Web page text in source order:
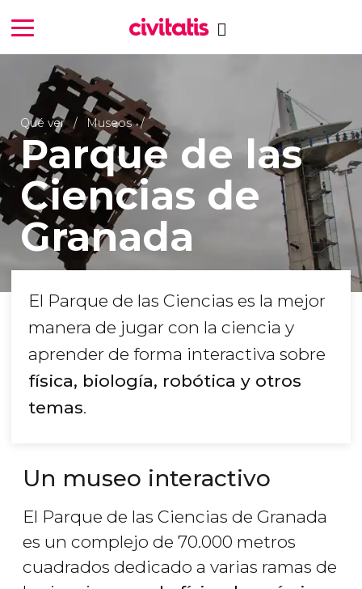
Qué ver Museos
Parque de las
Ciencias de
Granada
El Parque de las Ciencias es la mejor
manera de jugar con la ciencia y
aprender de forma interactiva sobre
física, biología, robótica y otros
temas.
Un museo interactivo
El Parque de las Ciencias de Granada
es un complejo de 70.000 metros
cuadrados dedicado a varias ramas de